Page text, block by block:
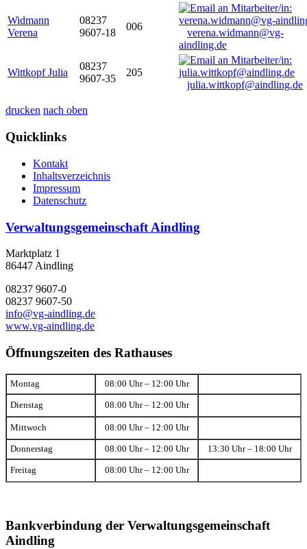
Widmann
Verena
08237
9607-18
006
verena.widmann@vg-
aindling.de
Wittkopf Julia
08237
9607-35
205
julia.wittkopf@aindling.de
drucken nach oben
Quicklinks
Kontakt
Inhaltsverzeichnis
Impressum
Datenschutz
Verwaltungsgemeinschaft Aindling
Marktplatz 1
86447 Aindling
08237 9607-0
08237 9607-50
info@vg-aindling.de
www.vg-aindling.de
Öffnungszeiten des Rathauses
Montag 08:00 Uhr – 12:00 Uhr
Dienstag 08:00 Uhr – 12:00 Uhr
Mittwoch 08:00 Uhr – 12:00 Uhr
Donnerstag 08:00 Uhr – 12:00 Uhr 13:30 Uhr – 18:00 Uhr
Freitag 08:00 Uhr – 12:00 Uhr
Bankverbindung der Verwaltungsgemeinschaft
Aindling